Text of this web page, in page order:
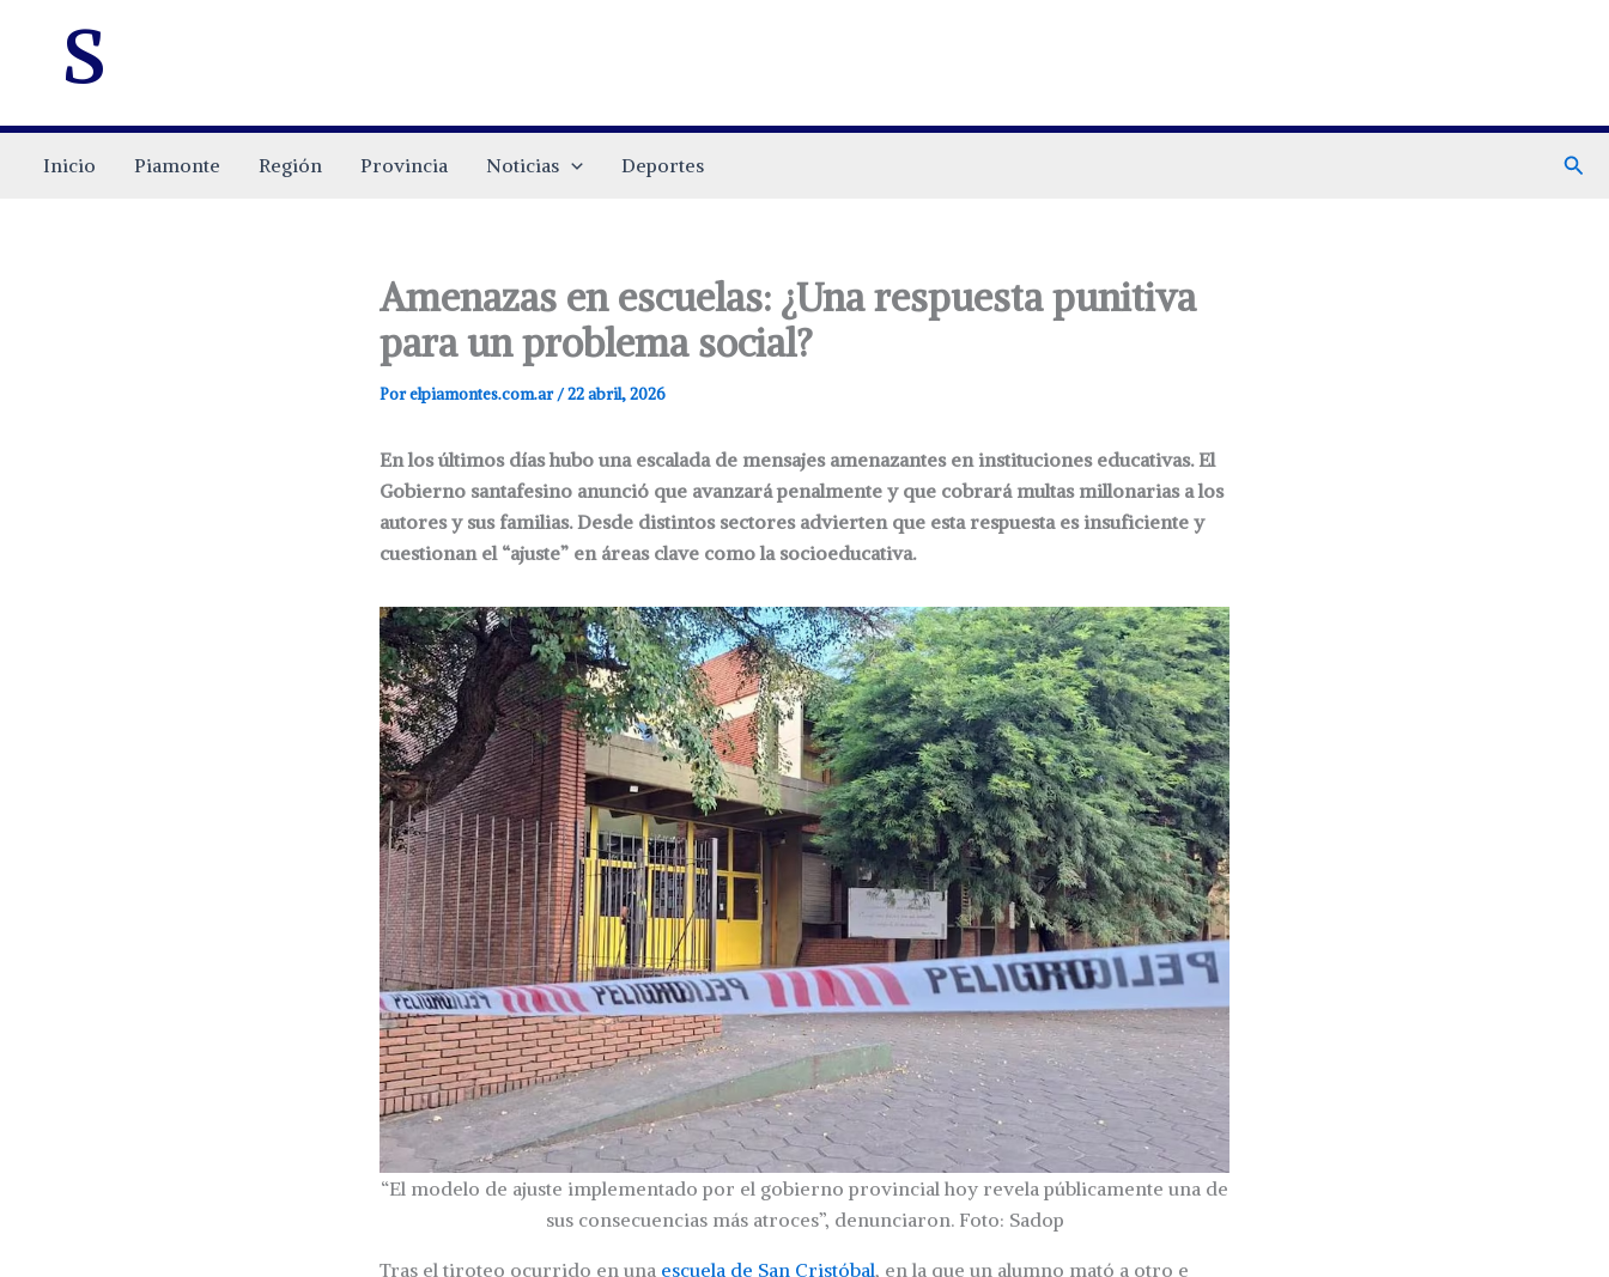
s
Inicio Piamonte Región Provincia Noticias Deportes
Amenazas en escuelas: ¿Una respuesta punitiva
para un problema social?
Porelpiamontes.com.ar/22 abril, 2026
En los últimos días hubo una escalada de mensajes amenazantes en instituciones educativas. El
Gobierno santafesino anunció que avanzará penalmente y que cobrará multas millonarias a los
autores y sus familias. Desde distintos sectores advierten que esta respuesta es insuficiente y
cuestionan el “ajuste” en áreas clave como la socioeducativa.
“El modelo de ajuste implementado por el gobierno provincial hoy revela públicamente una de
sus consecuencias más atroces”, denunciaron. Foto: Sadop
Tras el tiroteo ocurrido en una escuela de San Cristóbal, en la que un alumno mató a otro e